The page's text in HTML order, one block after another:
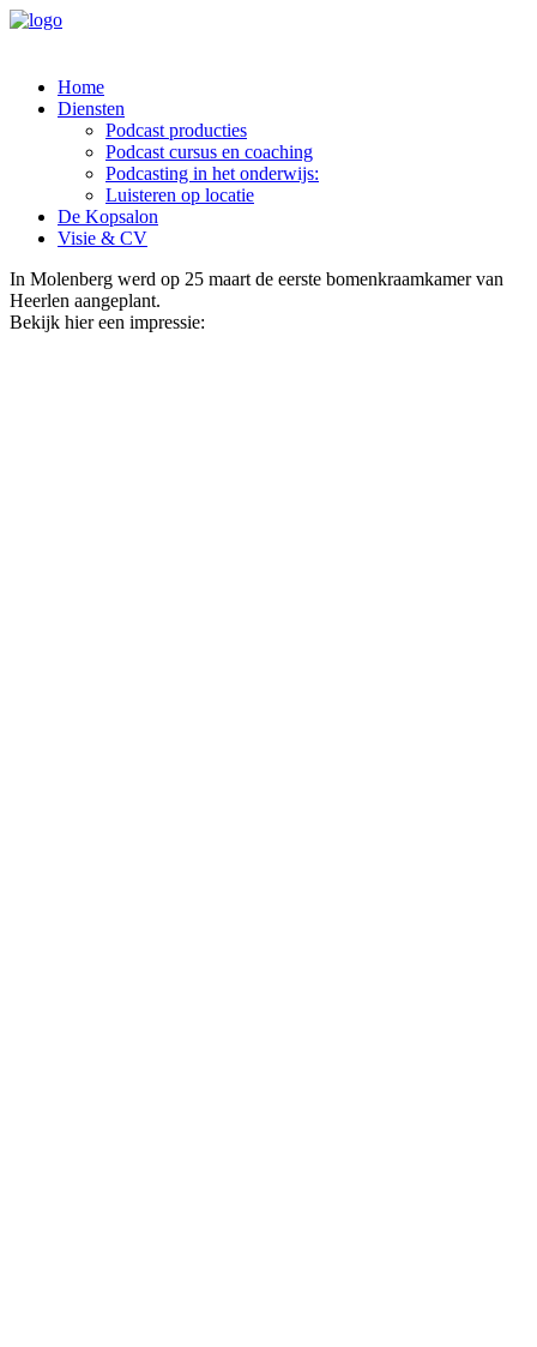
Home
Diensten
Podcast producties
Podcast cursus en coaching
Podcasting in het onderwijs:
Luisteren op locatie
De Kopsalon
Visie & CV
In Molenberg werd op 25 maart de eerste bomenkraamkamer van
Heerlen aangeplant.
Bekijk hier een impressie: